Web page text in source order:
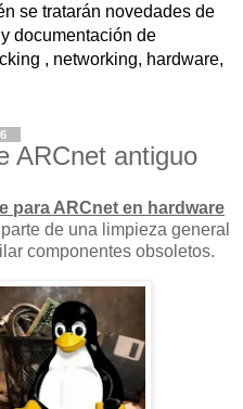
se tratarán novedades de
documentación de
, networking, hardware,
ARCnet antiguo
para ARCnet en hardware
de una limpieza general
componentes obsoletos.